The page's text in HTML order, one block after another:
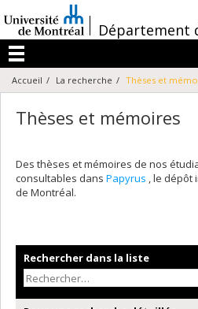
au
contenu
/Département
Menu
Accueil La recherche Thèses et
Thèses et mémoires
Des thèses et mémoires de nos
consultables dans Papyrus , le dépôt
de Montréal.
Rechercher dans la liste